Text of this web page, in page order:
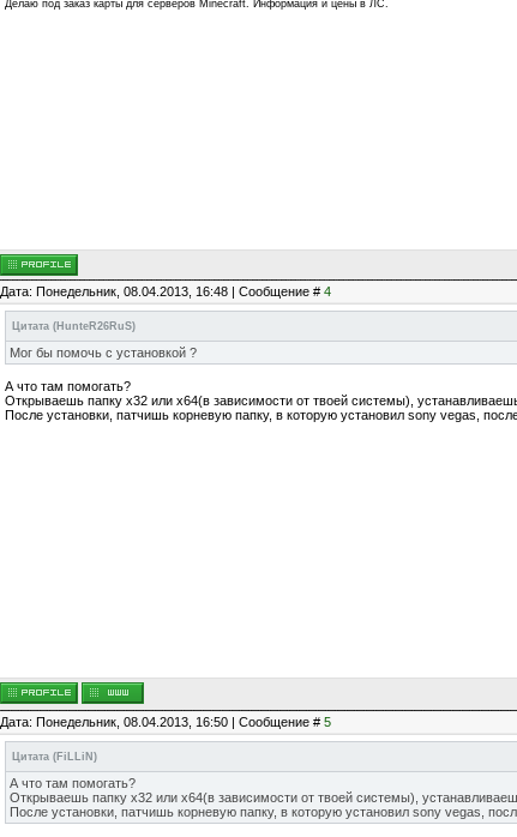
Делаю под заказ карты для серверов Minecraft. Информация и цены в ЛС.
Дата: Понедельник, 08.04.2013, 16:48 | Сообщение # 4
Цитата ( HunteR26RuS)
Мог бы помочь с установкой ?
А что там помогать?
Открываешь папку x32 или x64(в зависимости от твоей системы),
После установки, патчишь корневую папку, в которую установил sony vegas,
Дата: Понедельник, 08.04.2013, 16:50 | Сообщение # 5
Цитата ( FiLLiN )
А что там помогать?
Открываешь папку x32 или x64(в зависимости от твоей системы),
После установки, патчишь корневую папку, в которую установил sony vegas,